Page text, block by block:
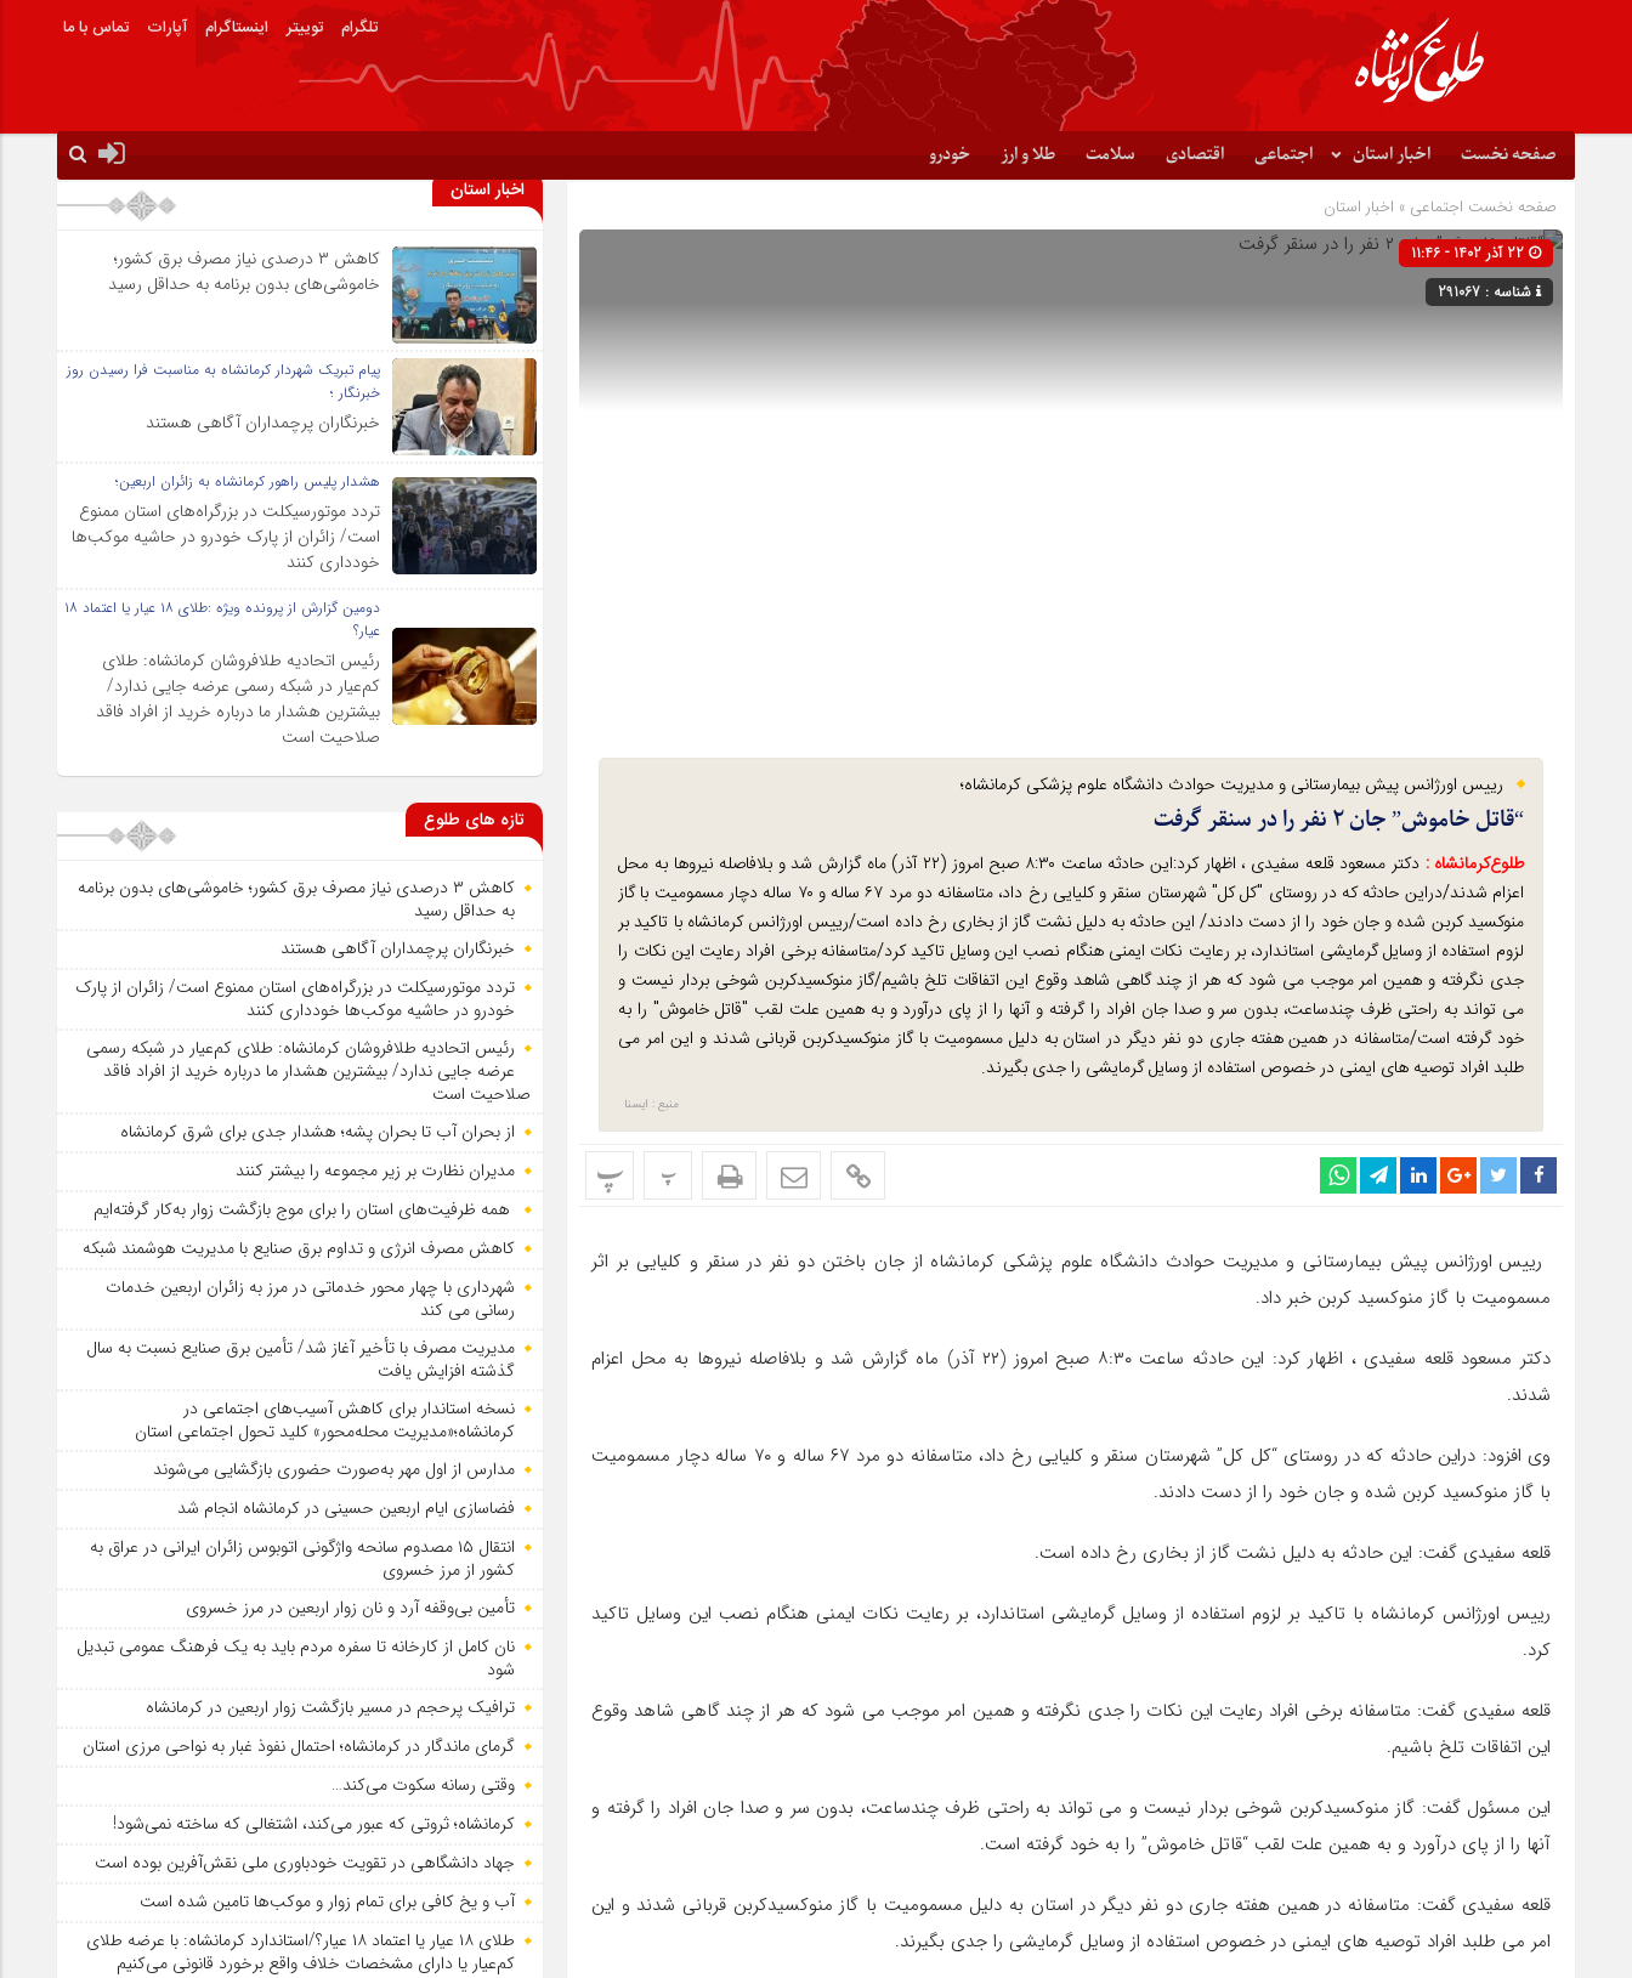
تلگرام توییتر اینستاگرام آپارات تماس با ما
صفحه نخست اخبار استان اجتماعی اقتصادی سلامت طلا و ارز خودرو
صفحه نخست اجتماعی » اخبار استان
شناسه : 291067
رییس اورژانس پیش بیمارستانی و مدیریت حوادث دانشگاه علوم پزشکی کرمانشاه؛
“قاتل خاموش” جان ۲ نفر را در سنقر گرفت
طلوع‌‌کرمانشاه :
دکتر مسعود قلعه سفیدی ، اظهار کرد:این حادثه ساعت ۸:۳۰ صبح امروز (۲۲ آذر) ماه گزارش شد و بلافاصله نیروها به محل
اعزام شدند/دراین حادثه که در روستای "کل کل" شهرستان سنقر و کلیایی رخ داد، متاسفانه دو مرد ۶۷ ساله و ۷۰ ساله دچار مسمومیت با گاز
منوکسید کربن شده و جان خود را از دست دادند/ این حادثه به دلیل نشت گاز از بخاری رخ داده است/رییس اورژانس کرمانشاه با تاکید بر
لزوم استفاده از وسایل گرمایشی استاندارد، بر رعایت نکات ایمنی هنگام نصب این وسایل تاکید کرد/متاسفانه برخی افراد رعایت این نکات را
جدی نگرفته و همین امر موجب می شود که هر از چند گاهی شاهد وقوع این اتفاقات تلخ باشیم/گاز منوکسیدکربن شوخی بردار نیست و
می تواند به راحتی ظرف چندساعت، بدون سر و صدا جان افراد را گرفته و آنها را از پای درآورد و به همین علت لقب "قاتل خاموش" را به
خود گرفته است/متاسفانه در همین هفته جاری دو نفر دیگر در استان به دلیل مسمومیت با گاز منوکسیدکربن قربانی شدند و این امر می
طلبد افراد توصیه های ایمنی در خصوص استفاده از وسایل گرمایشی را جدی بگیرند.
منبع : ایسنا
پ پ
رییس اورژانس پیش بیمارستانی و مدیریت حوادث دانشگاه علوم پزشکی کرمانشاه از جان باختن دو نفر در سنقر و کلیایی بر اثر
مسمومیت با گاز منوکسید کربن خبر داد.
دکتر مسعود قلعه سفیدی ، اظهار کرد: این حادثه ساعت ۸:۳۰ صبح امروز (۲۲ آذر) ماه گزارش شد و بلافاصله نیروها به محل اعزام
شدند.
وی افزود: دراین حادثه که در روستای “کل کل” شهرستان سنقر و کلیایی رخ داد، متاسفانه دو مرد ۶۷ ساله و ۷۰ ساله دچار مسمومیت
با گاز منوکسید کربن شده و جان خود را از دست دادند.
قلعه سفیدی گفت: این حادثه به دلیل نشت گاز از بخاری رخ داده است.
رییس اورژانس کرمانشاه با تاکید بر لزوم استفاده از وسایل گرمایشی استاندارد، بر رعایت نکات ایمنی هنگام نصب این وسایل تاکید
کرد.
قلعه سفیدی گفت: متاسفانه برخی افراد رعایت این نکات را جدی نگرفته و همین امر موجب می شود که هر از چند گاهی شاهد وقوع
این اتفاقات تلخ باشیم.
این مسئول گفت: گاز منوکسیدکربن شوخی بردار نیست و می تواند به راحتی ظرف چندساعت، بدون سر و صدا جان افراد را گرفته و
آنها را از پای درآورد و به همین علت لقب “قاتل خاموش” را به خود گرفته است.
قلعه سفیدی گفت: متاسفانه در همین هفته جاری دو نفر دیگر در استان به دلیل مسمومیت با گاز منوکسیدکربن قربانی شدند و این
امر می طلبد افراد توصیه های ایمنی در خصوص استفاده از وسایل گرمایشی را جدی بگیرند.
اخبار استان
کاهش ۳ درصدی نیاز مصرف برق کشور؛
خاموشی‌های بدون برنامه به حداقل رسید
پیام تبریک شهردار کرمانشاه به مناسبت فرا رسیدن روز
خبرنگار ؛
خبرنگاران پرچمداران آگاهی هستند
هشدار پلیس راهور کرمانشاه به زائران اربعین؛
تردد موتورسیکلت در بزرگراه‌های استان ممنوع
است/ زائران از پارک خودرو در حاشیه موکب‌ها
خودداری کنند
دومین گزارش از پرونده ویژه :طلای ۱۸ عیار یا اعتماد ۱۸
عیار؟
رئیس اتحادیه طلافروشان کرمانشاه: طلای
کم‌عیار در شبکه رسمی عرضه جایی ندارد/
بیشترین هشدار ما درباره خرید از افراد فاقد
صلاحیت است
تازه های طلوع
کاهش ۳ درصدی نیاز مصرف برق کشور؛ خاموشی‌های بدون برنامه
به حداقل رسید
خبرنگاران پرچمداران آگاهی هستند
تردد موتورسیکلت در بزرگراه‌های استان ممنوع است/ زائران از پارک
خودرو در حاشیه موکب‌ها خودداری کنند
رئیس اتحادیه طلافروشان کرمانشاه: طلای کم‌عیار در شبکه رسمی
عرضه جایی ندارد/ بیشترین هشدار ما درباره خرید از افراد فاقد
صلاحیت است
از بحران آب تا بحران پشه؛ هشدار جدی برای شرق کرمانشاه
مدیران نظارت بر زیر مجموعه را بیشتر کنند
همه ظرفیت‌های استان را برای موج بازگشت زوار به‌کار گرفته‌ایم
کاهش مصرف انرژی و تداوم برق صنایع با مدیریت هوشمند شبکه
شهرداری با چهار محور خدماتی در مرز به زائران اربعین خدمات
رسانی می کند
مدیریت مصرف با تأخیر آغاز شد/ تأمین برق صنایع نسبت به سال
گذشته افزایش یافت
نسخه استاندار برای کاهش آسیب‌های اجتماعی در
کرمانشاه؛«مدیریت محله‌محور» کلید تحول اجتماعی استان
مدارس از اول مهر به‌صورت حضوری بازگشایی می‌شوند
فضاسازی ایام اربعین حسینی در کرمانشاه انجام شد
انتقال ۱۵ مصدوم سانحه واژگونی اتوبوس زائران ایرانی در عراق به
کشور از مرز خسروی
تأمین بی‌وقفه آرد و نان زوار اربعین در مرز خسروی
نان کامل از کارخانه تا سفره مردم باید به یک فرهنگ عمومی تبدیل
شود
ترافیک پرحجم در مسیر بازگشت زوار اربعین در کرمانشاه
گرمای ماندگار در کرمانشاه؛ احتمال نفوذ غبار به نواحی مرزی استان
وقتی رسانه سکوت می‌کند…
کرمانشاه؛ ثروتی که عبور می‌کند، اشتغالی که ساخته نمی‌شود!
جهاد دانشگاهی در تقویت خودباوری ملی نقش‌آفرین بوده است
آب و یخ کافی برای تمام زوار و موکب‌ها تامین شده است
طلای ۱۸ عیار یا اعتماد ۱۸ عیار؟/استاندارد کرمانشاه: با عرضه طلای
کم‌عیار یا دارای مشخصات خلاف واقع برخورد قانونی می‌کنیم